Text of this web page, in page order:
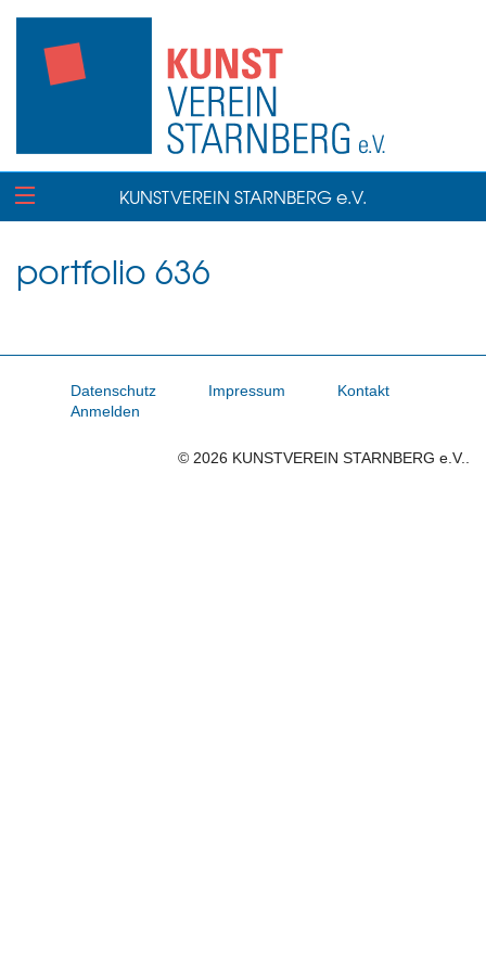
KUNSTVEREIN STARNBERG e.V.
portfolio 636
Datenschutz Impressum
Kontakt
Anmelden
© 2026 KUNSTVEREIN STARNBERG e.V..